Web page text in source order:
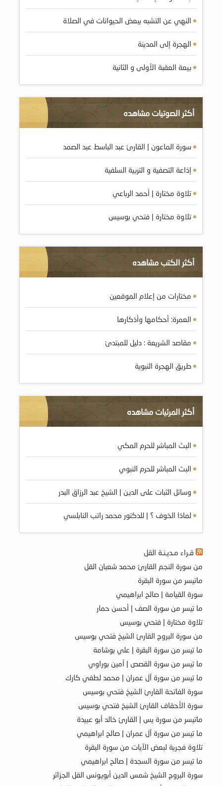
النهي عن التشبه ببعض الحيوانات في الصلاة
الهجرة إلى المدينة
بيعة العقبة الأولى و الثانية
أكثر الصوتيات مشاهده
سورة الماعون | القارئ عبد الباسط عبد الصمد
إذاعة التصفية و التربية السلفية
تلاوة مختارة | أحمد الرباعي
تلاوة مختارة | فتحي بوسيس
أكثر الكتب مشاهده
مختارات من إعلام الموقعين
العمرة: أحكامها وأذكارها
مقاصد الشريعة : دليل للمبتدئ
طريق الهجرة النبوية
أكثر المرئيات مشاهده
البث المباشر للحرم المكي
البث المباشر للحرم النبوي
وسائل الثبات على الدين | الشيخ عبد الرزاق البدر
لماذا الخوف ؟ | للدكتور محمد راتب النابلسي
قـراء مـديـنـة القل
من سورة النجم القارئ محمد شعبان القل
ماتيسر من سورة البقرة
سورة القيامة | صالح ابراهيمي
ما تيسر من سورة الصف | أحسن حمار
تلاوة مختارة | فتحي بوسيس
من سورة البروج القارئ الشيخ فتحي بوسيس
ما تيسر من سورة البقرة | علي بوشامة
ما تيسر من سورة القصص | أمين بوراوي
ما تيسر من سورة آل عمران | محمد لطفي كارك
سورة الفاتحة القارئ الشيخ فتحي بوسيس
سورة الأحقاف القارئ الشيخ فتحي بوسيس
ماتيسر من سورة يس | القارئ خالد أبو عبيدة
ما تيسر من سورة آل عمران | صالح ابراهيمي
تلاوة فجرية لبعض الآيات من سورة البقرة
ما تيسر من سورة السجدة | صالح ابراهيمي
سورة البروج الشيخ شمس الدين أبويونس القل الجزائر